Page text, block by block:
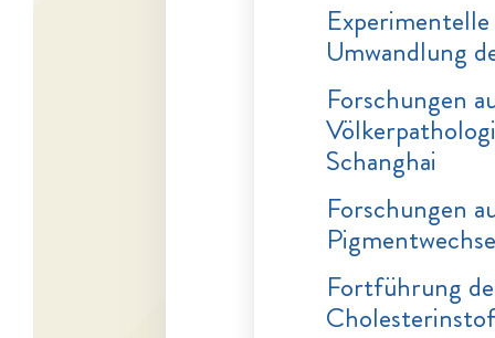
Umwandlung
Forschungen
Schanghai
Forschungen
Fortführung